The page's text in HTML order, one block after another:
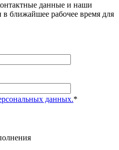
данные и наши
ближайшее рабочее время для
данных.*